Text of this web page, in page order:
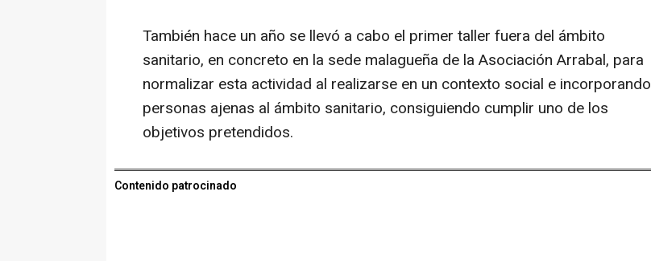
También hace un año se llevó a cabo el primer taller fuera del ámbito
sanitario, en concreto en la sede malagueña de la Asociación Arrabal, para
normalizar esta actividad al realizarse en un contexto social e incorporando
personas ajenas al ámbito sanitario, consiguiendo cumplir uno de los
objetivos pretendidos.
Contenido patrocinado